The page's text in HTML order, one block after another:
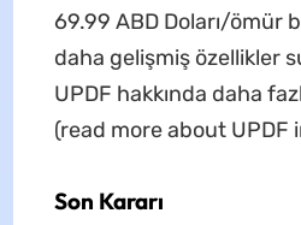
69.99 ABD Doları/ömür
daha gelişmiş özellikler
UPDF hakkında daha
(read more about UPDF
Son Kararı